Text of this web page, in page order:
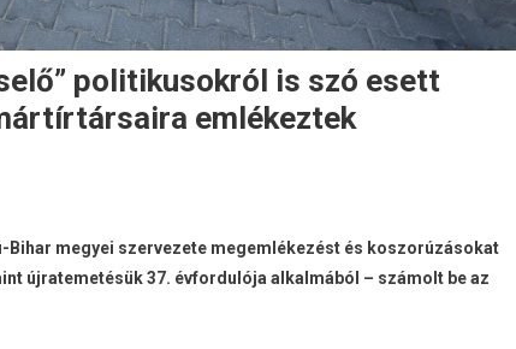
politikusokról is szó esett
emlékeztek
Bihar megyei szervezete megemlékezést és koszorúzásokat
újratemetésük 37. évfordulója alkalmából – számolt be az